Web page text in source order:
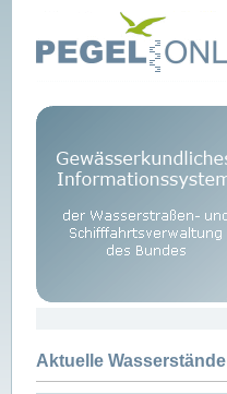
Aktuelle Wasserstände